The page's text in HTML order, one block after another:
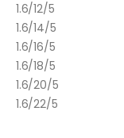
1.6/12/5
1.6/14/5
1.6/16/5
1.6/18/5
1.6/20/5
1.6/22/5